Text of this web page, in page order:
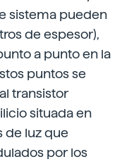
sistema pueden
de espesor),
a punto en la
puntos se
transistor
situada en
de luz que
por los